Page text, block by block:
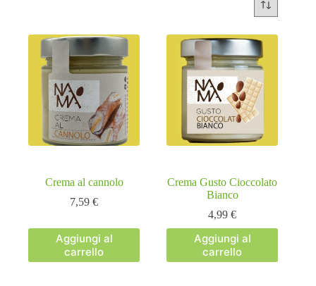
Crema al cannolo
7,59€
Aggiungi al
carrello
Crema Gusto Cioccolato
Bianco
4,99€
Aggiungi al
carrello